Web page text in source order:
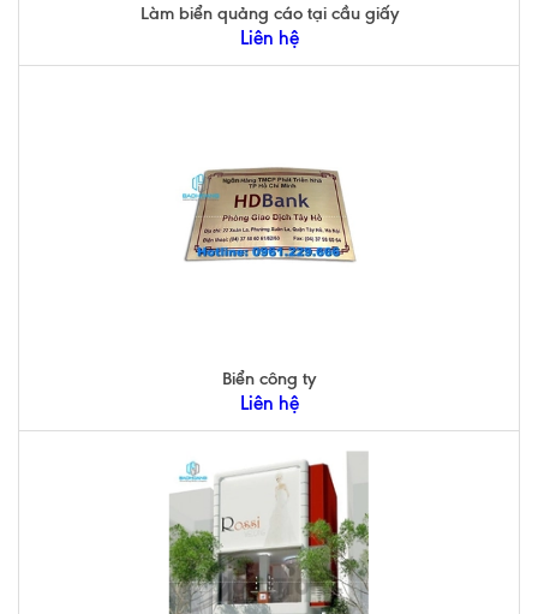
Làm biển quảng cáo tại cầu giấy
Liên hệ
Biển công ty
Liên hệ